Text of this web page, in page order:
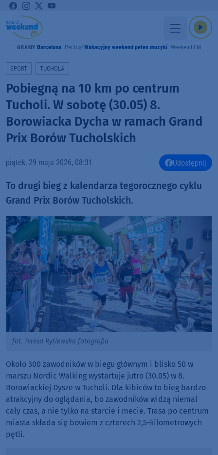
GRAMY Barcelona Pectus Wakacyjny weekend pełen muzyki Weekend FM
SPORT TUCHOLA
Pobiegną na 10 km po centrum
Tucholi. W sobotę (30.05) 8.
Borowiacka Dycha w ramach Grand
Prix Borów Tucholskich
piątek, 29 maja 2026, 08:31 Udostępnij
To drugi bieg z kalendarza tegorocznego cyklu
Grand Prix Borów Tucholskich.
fot. Teresa Rytlewska fotografia
Około 300 zawodników w biegu głównym i blisko 50 w
marszu Nordic Walking wystartuje jutro (30.05) w 8.
Borowiackiej Dysze w Tucholi. Dla kibiców to bieg bardzo
atrakcyjny do oglądania, bo zawodników widzą niemal
cały czas, a nie tylko na starcie i mecie. Trasa po centrum
miasta składa się bowiem z czterech 2,5-kilometrowych
pętli.